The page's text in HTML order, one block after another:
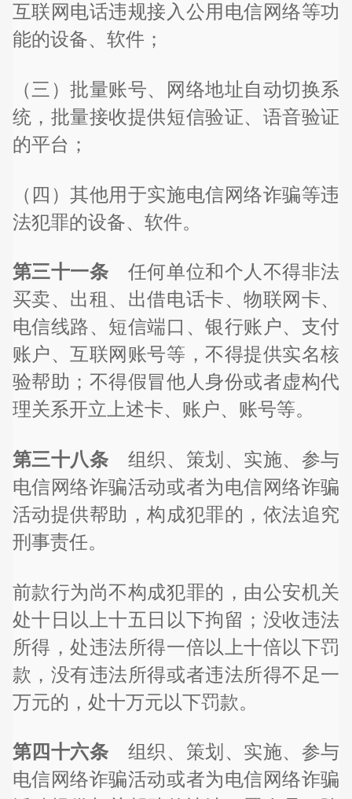
互联网电话违规接入公用电信网络等功
能的设备、软件；
（三）批量账号、网络地址自动切换系
统，批量接收提供短信验证、语音验证
的平台；
（四）其他用于实施电信网络诈骗等违
法犯罪的设备、软件。
第三十一条 任何单位和个人不得非法
买卖、出租、出借电话卡、物联网卡、
电信线路、短信端口、银行账户、支付
账户、互联网账号等，不得提供实名核
验帮助；不得假冒他人身份或者虚构代
理关系开立上述卡、账户、账号等。
第三十八条 组织、策划、实施、参与
电信网络诈骗活动或者为电信网络诈骗
活动提供帮助，构成犯罪的，依法追究
刑事责任。
前款行为尚不构成犯罪的，由公安机关
处十日以上十五日以下拘留；没收违法
所得，处违法所得一倍以上十倍以下罚
款，没有违法所得或者违法所得不足一
万元的，处十万元以下罚款。
第四十六条 组织、策划、实施、参与
电信网络诈骗活动或者为电信网络诈骗